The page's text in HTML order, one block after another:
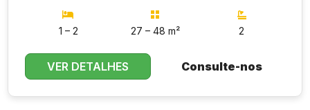
1 – 2 27 – 48 m² 2
VER DETALHES Consulte-nos